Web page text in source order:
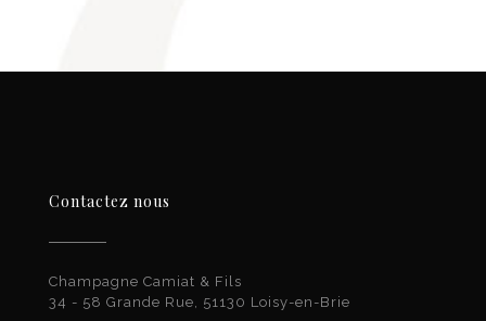
Contactez nous
Champagne Camiat & Fils
34 - 58 Grande Rue, 51130 Loisy-en-Brie